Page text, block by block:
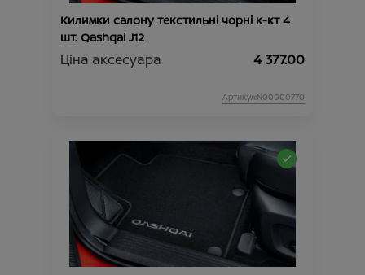
Килимки салону текстильні чорні к-кт 4
шт. Qashqai J12
Ціна аксесуара 4 377.00
Артикул:N00000770